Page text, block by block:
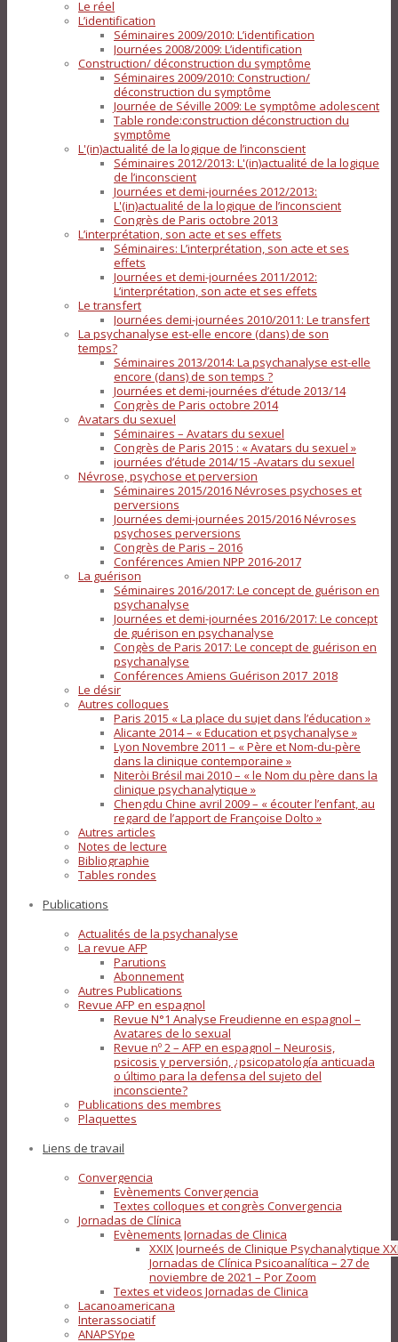
Le réel
L’identification
Séminaires 2009/2010: L’identification
Journées 2008/2009: L’identification
Construction/ déconstruction du symptôme
Séminaires 2009/2010: Construction/
déconstruction du symptôme
Journée de Séville 2009: Le symptôme adolescent
Table ronde:construction déconstruction du
symptôme
L'(in)actualité de la logique de l’inconscient
Séminaires 2012/2013: L'(in)actualité de la logique
de l’inconscient
Journées et demi-journées 2012/2013:
L'(in)actualité de la logique de l’inconscient
Congrès de Paris octobre 2013
L’interprétation, son acte et ses effets
Séminaires: L’interprétation, son acte et ses
effets
Journées et demi-journées 2011/2012:
L’interprétation, son acte et ses effets
Le transfert
Journées demi-journées 2010/2011: Le transfert
La psychanalyse est-elle encore (dans) de son
temps?
Séminaires 2013/2014: La psychanalyse est-elle
encore (dans) de son temps ?
Journées et demi-journées d’étude 2013/14
Congrès de Paris octobre 2014
Avatars du sexuel
Séminaires – Avatars du sexuel
Congrès de Paris 2015 : « Avatars du sexuel »
journées d’étude 2014/15 -Avatars du sexuel
Névrose, psychose et perversion
Séminaires 2015/2016 Névroses psychoses et
perversions
Journées demi-journées 2015/2016 Névroses
psychoses perversions
Congrès de Paris – 2016
Conférences Amien NPP 2016-2017
La guérison
Séminaires 2016/2017: Le concept de guérison en
psychanalyse
Journées et demi-journées 2016/2017: Le concept
de guérison en psychanalyse
Congès de Paris 2017: Le concept de guérison en
psychanalyse
Conférences Amiens Guérison 2017_2018
Le désir
Autres colloques
Paris 2015 « La place du sujet dans l’éducation »
Alicante 2014 – « Education et psychanalyse »
Lyon Novembre 2011 – « Père et Nom-du-père
dans la clinique contemporaine »
Niteròi Brésil mai 2010 – « le Nom du père dans la
clinique psychanalytique »
Chengdu Chine avril 2009 – « écouter l’enfant, au
regard de l’apport de Françoise Dolto »
Autres articles
Notes de lecture
Bibliographie
Tables rondes
Publications
Actualités de la psychanalyse
La revue AFP
Parutions
Abonnement
Autres Publications
Revue AFP en espagnol
Revue N°1 Analyse Freudienne en espagnol –
Avatares de lo sexual
Revue nº 2 – AFP en espagnol – Neurosis,
psicosis y perversión, ¿psicopatología anticuada
o último para la defensa del sujeto del
inconsciente?
Publications des membres
Plaquettes
Liens de travail
Convergencia
Evènements Convergencia
Textes colloques et congrès Convergencia
Jornadas de Clínica
Evènements Jornadas de Clinica
XXIX Journeés de Clinique Psychanalytique
Jornadas de Clínica Psicoanalítica – 27 de
noviembre de 2021 – Por Zoom
Textes et videos Jornadas de Clinica
Lacanoamericana
Interassociatif
ANAPSYpe